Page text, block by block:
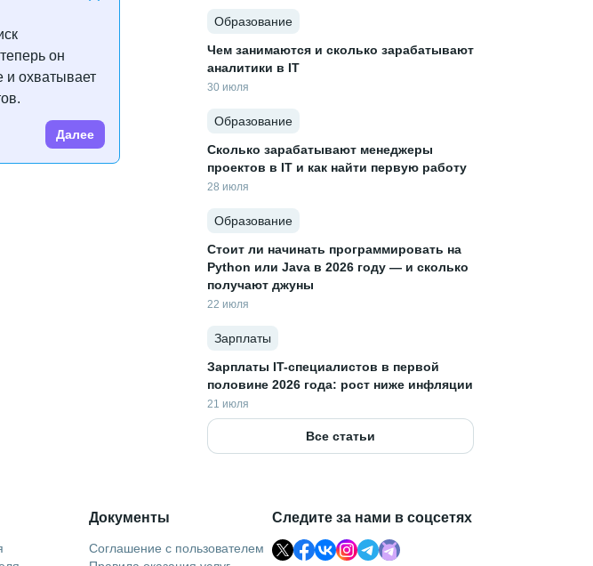
он
и охватывает
Далее
Образование
Чем занимаются и сколько зарабатывают
аналитики в IT
30 июля
Образование
Сколько зарабатывают менеджеры
проектов в IT и как найти первую работу
28 июля
Образование
Стоит ли начинать программировать на
Python или Java в 2026 году — и сколько
получают джуны
22 июля
Зарплаты
Зарплаты IT-специалистов в первой
половине 2026 года: рост ниже инфляции
21 июля
Все статьи
Документы
Соглашение с пользователем
Следите за нами в соцсетях